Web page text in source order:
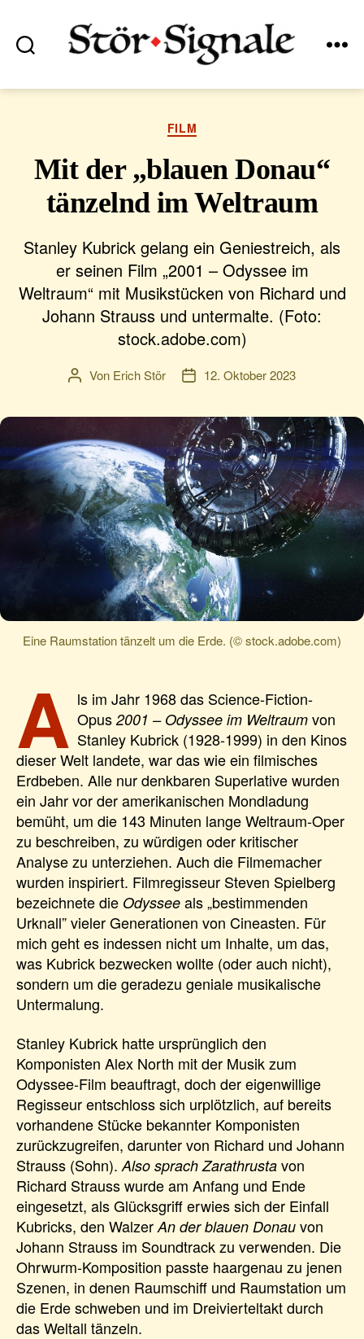
Kategorien
FILM
Mit der „blauen Donau“
tänzelnd im Weltraum
Stanley Kubrick gelang ein Geniestreich, als
er seinen Film „2001 – Odyssee im
Weltraum“ mit Musikstücken von Richard und
Johann Strauss und untermalte. (Foto:
stock.adobe.com)
Beitragsautor
Von Erich Stör Veröffentlichungsdatum
12. Oktober 2023
Eine Raumstation tänzelt um die Erde. (© stock.adobe.com)
A ls im Jahr 1968 das Science-Fiction-
Opus2001 – Odyssee im Weltraumvon
Stanley Kubrick (1928-1999) in den Kinos
dieser Welt landete, war das wie ein filmisches
Erdbeben. Alle nur denkbaren Superlative wurden
ein Jahr vor der amerikanischen Mondladung
bemüht, um die 143 Minuten lange Weltraum-Oper
zu beschreiben, zu würdigen oder kritischer
Analyse zu unterziehen. Auch die Filmemacher
wurden inspiriert. Filmregisseur Steven Spielberg
bezeichnete die Odyssee als „bestimmenden
Urknall” vieler Generationen von Cineasten. Für
mich geht es indessen nicht um Inhalte, um das,
was Kubrick bezwecken wollte (oder auch nicht),
sondern um die geradezu geniale musikalische
Untermalung.
Stanley Kubrick hatte ursprünglich den
Komponisten Alex North mit der Musik zum
Odyssee-Film beauftragt, doch der eigenwillige
Regisseur entschloss sich urplötzlich, auf bereits
vorhandene Stücke bekannter Komponisten
zurückzugreifen, darunter von Richard und Johann
Strauss (Sohn). Also sprach Zarathrusta von
Richard Strauss wurde am Anfang und Ende
eingesetzt, als Glücksgriff erwies sich der Einfall
Kubricks, den Walzer An der blauen Donau von
Johann Strauss im Soundtrack zu verwenden. Die
Ohrwurm-Komposition passte haargenau zu jenen
Szenen, in denen Raumschiff und Raumstation um
die Erde schweben und im Dreivierteltakt durch
das Weltall tänzeln.